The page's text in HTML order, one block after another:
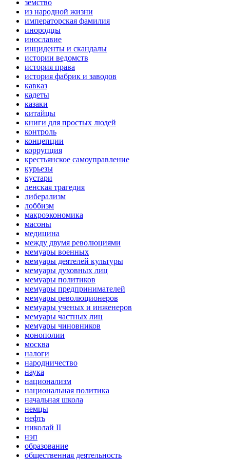
земство
из народной жизни
императорская фамилия
инородцы
инославие
инциденты и скандалы
истории ведомств
история права
история фабрик и заводов
кавказ
кадеты
казаки
китайцы
книги для простых людей
контроль
концепции
коррупция
крестьянское самоуправление
курьезы
кустари
ленская трагедия
либерализм
лоббизм
макроэкономика
масоны
медицина
между двумя революциями
мемуары военных
мемуары деятелей культуры
мемуары духовных лиц
мемуары политиков
мемуары предпринимателей
мемуары революционеров
мемуары ученых и инженеров
мемуары частных лиц
мемуары чиновников
монополии
москва
налоги
народничество
наука
национализм
национальная политика
начальная школа
немцы
нефть
николай II
нэп
образование
общественная деятельность